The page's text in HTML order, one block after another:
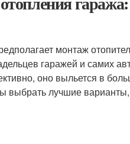
монтаж
гаражей и самих
оно выльется в
выбрать лучшие